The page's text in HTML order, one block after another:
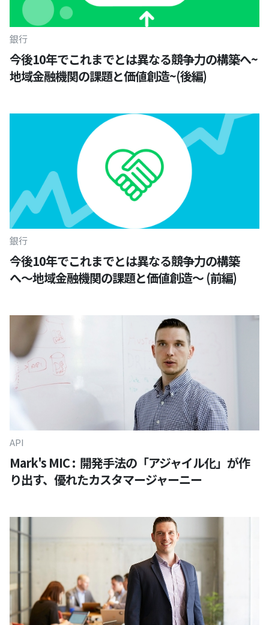
銀行
今後10年でこれまでとは異なる競争力の構築へ~
地域金融機関の課題と価値創造~(後編)
銀行
今後10年でこれまでとは異なる競争力の構築
へ〜地域金融機関の課題と価値創造〜 (前編)
API
Mark's MIC : 開発手法の「アジャイル化」が作
り出す、優れたカスタマージャーニー